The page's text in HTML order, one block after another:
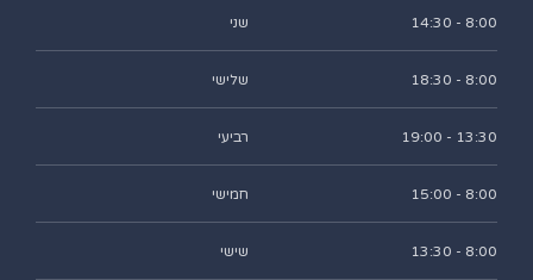
שני 8:00 - 14:30
שלישי 8:00 - 18:30
רביעי 13:30 - 19:00
חמישי 8:00 - 15:00
שישי 8:00 - 13:30